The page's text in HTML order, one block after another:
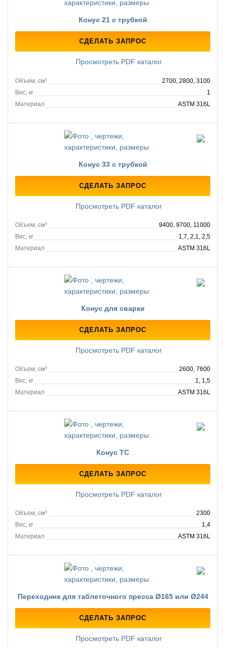
Конус 21 с трубкой
СДЕЛАТЬ ЗАПРОС
Просмотреть PDF каталог
Объем, см³
2700, 2800, 3100
Вес, кг
1
Материал
ASTM 316L
Конус 33 с трубкой
СДЕЛАТЬ ЗАПРОС
Просмотреть PDF каталог
Объем, см³
9400, 9700, 11000
Вес, кг
1,7, 2,1, 2,5
Материал
ASTM 316L
Конус для сварки
СДЕЛАТЬ ЗАПРОС
Просмотреть PDF каталог
Объем, см³
2600, 7600
Вес, кг
1, 1,5
Материал
ASTM 316L
Конус TC
СДЕЛАТЬ ЗАПРОС
Просмотреть PDF каталог
Объем, см³
2300
Вес, кг
1,4
Материал
ASTM 316L
Переходник для таблеточного пресса Ø165 или Ø244
СДЕЛАТЬ ЗАПРОС
Просмотреть PDF каталог